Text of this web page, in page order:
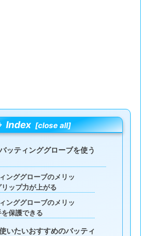
Index
ッティンググローブを使う
ンググローブのメリッ
ップ力が上がる
ンググローブのメリッ
保護できる
いたいおすすめのバッティ